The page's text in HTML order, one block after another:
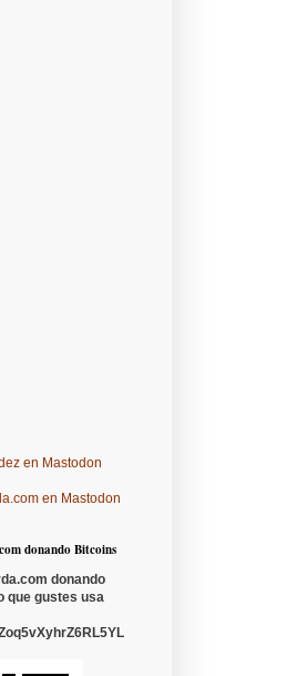
en Mastodon
en Mastodon
donando Bitcoins
donando
que gustes usa